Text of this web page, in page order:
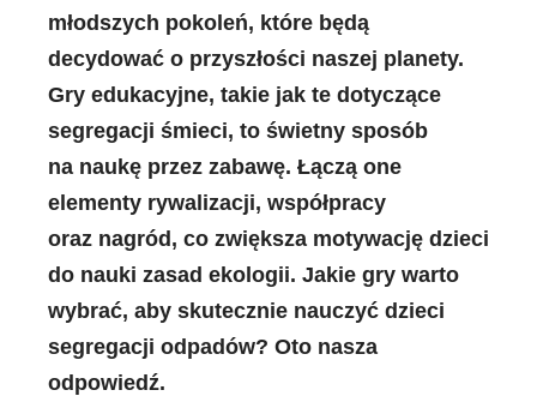
młodszych pokoleń, które będą
decydować o przyszłości naszej planety.
Gry edukacyjne, takie jak te dotyczące
segregacji śmieci, to świetny sposób
na naukę przez zabawę. Łączą one
elementy rywalizacji, współpracy
oraz nagród, co zwiększa motywację dzieci
do nauki zasad ekologii. Jakie gry warto
wybrać, aby skutecznie nauczyć dzieci
segregacji odpadów? Oto nasza
odpowiedź.